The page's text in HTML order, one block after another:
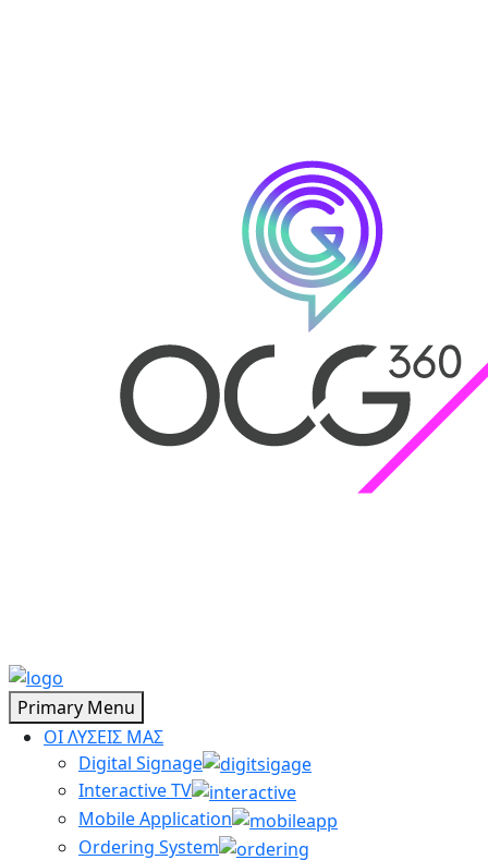
Primary Menu
ΟΙ ΛΥΣΕΙΣ ΜΑΣ
Digital Signage
Interactive TV
Mobile Application
Ordering System